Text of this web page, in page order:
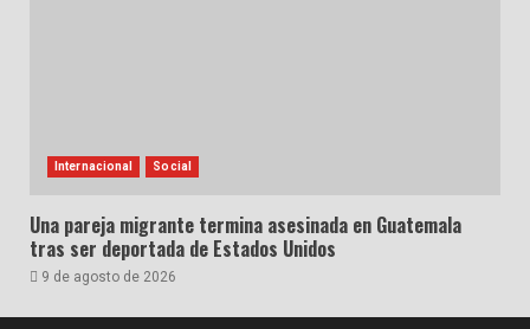
Internacional Social
Una pareja migrante termina asesinada en Guatemala
tras ser deportada de Estados Unidos
9 de agosto de 2026